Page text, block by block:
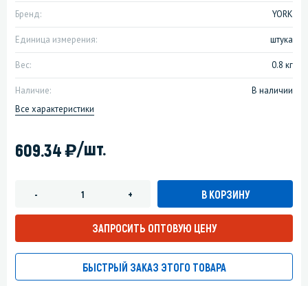
Бренд: YORK
Единица измерения: штука
Вес: 0.8 кг
Наличие:
В наличии
Все характеристики
609.34)/шт.
- + В КОРЗИНУ
ЗАПРОСИТЬ ОПТОВУЮ ЦЕНУ
БЫСТРЫЙ ЗАКАЗ ЭТОГО ТОВАРА